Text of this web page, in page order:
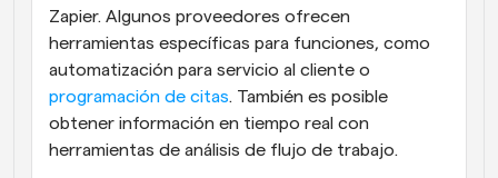
Zapier. Algunos proveedores ofrecen
herramientas específicas para funciones, como
programación de citas. También es posible
obtener información en tiempo real con
herramientas de análisis de flujo de trabajo.